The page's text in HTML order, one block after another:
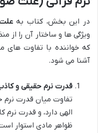
در این بخش، کتاب به
ویژگی ها و ساختار آن را از
که خواننده با تفاوت
آشنا می شود.
قدرت نرم حقیقی و
تفاوت میان قدرت نرم
الهی دارد، و قدرت نرم
ظواهر مادی استوار